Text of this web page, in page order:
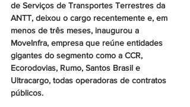
de Serviços de Transportes Terrestres da
ANTT, deixou o cargo recentemente e, em
menos de três meses, inaugurou a
MoveInfra, empresa que reúne entidades
gigantes do segmento como a CCR,
Ecorodovias, Rumo, Santos Brasil e
Ultracargo, todas operadoras de contratos
públicos.